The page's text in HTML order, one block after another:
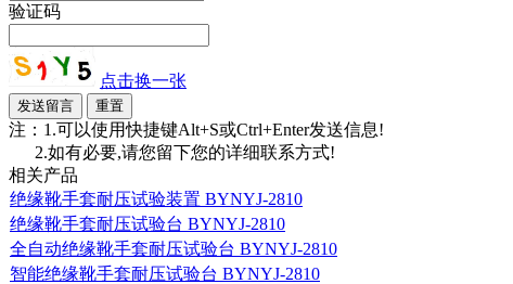
验证码
点击换一张
注：1.可以使用快捷键Alt+S或Ctrl+Enter发送信息!
2.如有必要,请您留下您的详细联系方式!
相关产品
绝缘靴手套耐压试验装置 BYNYJ-2810
绝缘靴手套耐压试验台 BYNYJ-2810
全自动绝缘靴手套耐压试验台 BYNYJ-2810
智能绝缘靴手套耐压试验台 BYNYJ-2810